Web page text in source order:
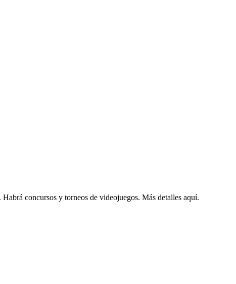
concursos y torneos de videojuegos. Más detalles aquí.